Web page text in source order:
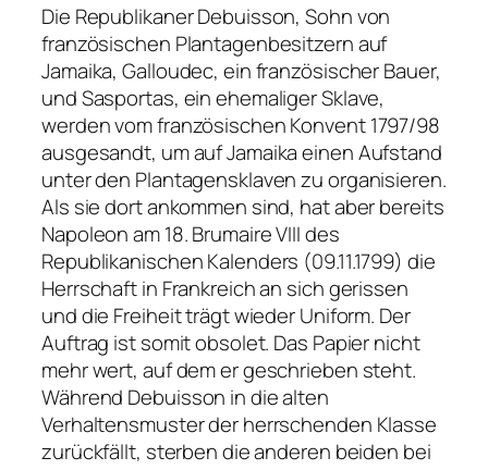
Die Republikaner Debuisson, Sohn von
französischen Plantagenbesitzern auf
Jamaika, Galloudec, ein französischer Bauer,
und Sasportas, ein ehemaliger Sklave,
werden vom französischen Konvent 1797/98
ausgesandt, um auf Jamaika einen Aufstand
unter den Plantagensklaven zu organisieren.
Als sie dort ankommen sind, hat aber bereits
Napoleon am 18. Brumaire VIII des
Republikanischen Kalenders (09.11.1799) die
Herrschaft in Frankreich an sich gerissen
und die Freiheit trägt wieder Uniform. Der
Auftrag ist somit obsolet. Das Papier nicht
mehr wert, auf dem er geschrieben steht.
Während Debuisson in die alten
Verhaltensmuster der herrschenden Klasse
zurückfällt, sterben die anderen beiden bei